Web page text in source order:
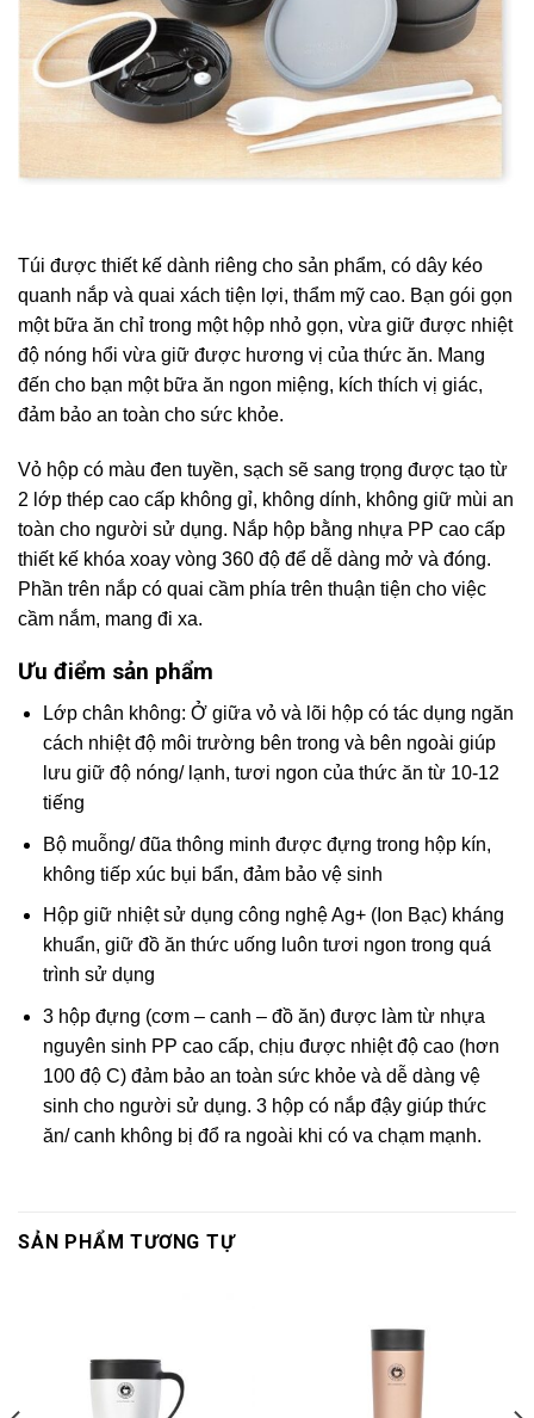
Túi được thiết kế dành riêng cho sản phẩm, có dây kéo
quanh nắp và quai xách tiện lợi, thẩm mỹ cao. Bạn gói gọn
một bữa ăn chỉ trong một hộp nhỏ gọn, vừa giữ được nhiệt
độ nóng hổi vừa giữ được hương vị của thức ăn. Mang
đến cho bạn một bữa ăn ngon miệng, kích thích vị giác,
đảm bảo an toàn cho sức khỏe.
Vỏ hộp có màu đen tuyền, sạch sẽ sang trọng được tạo từ
2 lớp thép cao cấp không gỉ, không dính, không giữ mùi an
toàn cho người sử dụng. Nắp hộp bằng nhựa PP cao cấp
thiết kế khóa xoay vòng 360 độ để dễ dàng mở và đóng.
Phần trên nắp có quai cầm phía trên thuận tiện cho việc
cầm nắm, mang đi xa.
Ưu điểm sản phẩm
Lớp chân không: Ở giữa vỏ và lõi hộp có tác dụng ngăn
cách nhiệt độ môi trường bên trong và bên ngoài giúp
lưu giữ độ nóng/ lạnh, tươi ngon của thức ăn từ 10-12
tiếng
Bộ muỗng/ đũa thông minh được đựng trong hộp kín,
không tiếp xúc bụi bẩn, đảm bảo vệ sinh
Hộp giữ nhiệt sử dụng công nghệ Ag+ (Ion Bạc) kháng
khuẩn, giữ đồ ăn thức uống luôn tươi ngon trong quá
trình sử dụng
3 hộp đựng (cơm – canh – đồ ăn) được làm từ nhựa
nguyên sinh PP cao cấp, chịu được nhiệt độ cao (hơn
100 độ C) đảm bảo an toàn sức khỏe và dễ dàng vệ
sinh cho người sử dụng. 3 hộp có nắp đậy giúp thức
ăn/ canh không bị đổ ra ngoài khi có va chạm mạnh.
SẢN PHẨM TƯƠNG TỰ